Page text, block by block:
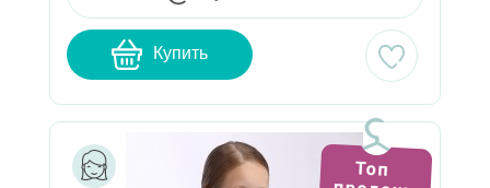
Купить